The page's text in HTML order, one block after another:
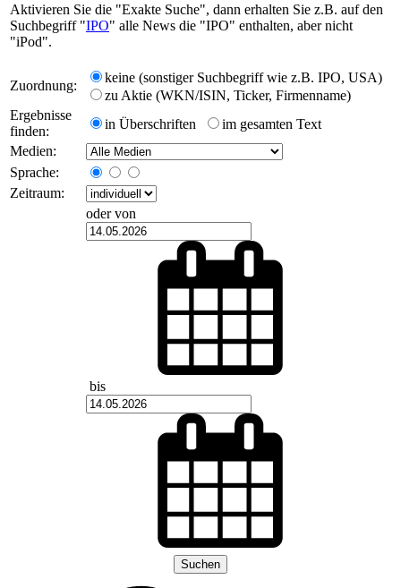
Aktivieren Sie die "Exakte Suche", dann erhalten Sie z.B. auf den
Suchbegriff "IPO" alle News die "IPO" enthalten, aber nicht
"iPod".
Zuordnung:
keine (sonstiger Suchbegriff wie z.B. IPO, USA)
zu Aktie (WKN/ISIN, Ticker, Firmenname)
Ergebnisse
finden:
in Überschriften
im gesamten Text
Medien:
Sprache:
Zeitraum:
oder von
bis
Suchen